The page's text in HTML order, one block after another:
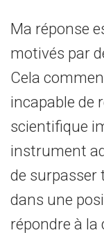
Ma réponse
motivés par
Cela
incapable de
scientifique
instrument
de surpasser
dans une
répondre à